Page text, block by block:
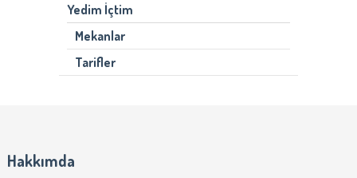
Yedim İçtim
Mekanlar
Tarifler
Hakkımda